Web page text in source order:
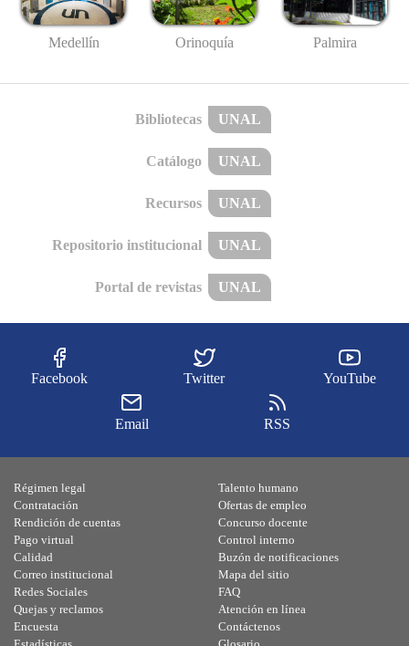
Medellín Orinoquía Palmira
Bibliotecas UNAL
Catálogo UNAL
Recursos UNAL
Repositorio institucional UNAL
Portal de revistas UNAL
Facebook Twitter YouTube
Email RSS
Régimen legal
Contratación
Rendición de cuentas
Pago virtual
Calidad
Talento humano
Ofertas de empleo
Concurso docente
Control interno
Buzón de notificaciones
Correo institucional
Redes Sociales
Quejas y reclamos
Encuesta
Mapa del sitio
FAQ
Atención en línea
Contáctenos